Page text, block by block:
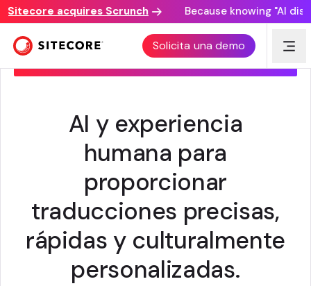
acquires Scrunch Because knowing "AI
Solicita una demo
CONECTORES DE SERVICIOS DE TRADUCCIÓN
DE GLOBALIZATION PARTNERS
AI y experiencia
humana para
proporcionar
traducciones precisas,
rápidas y culturalmente
personalizadas.